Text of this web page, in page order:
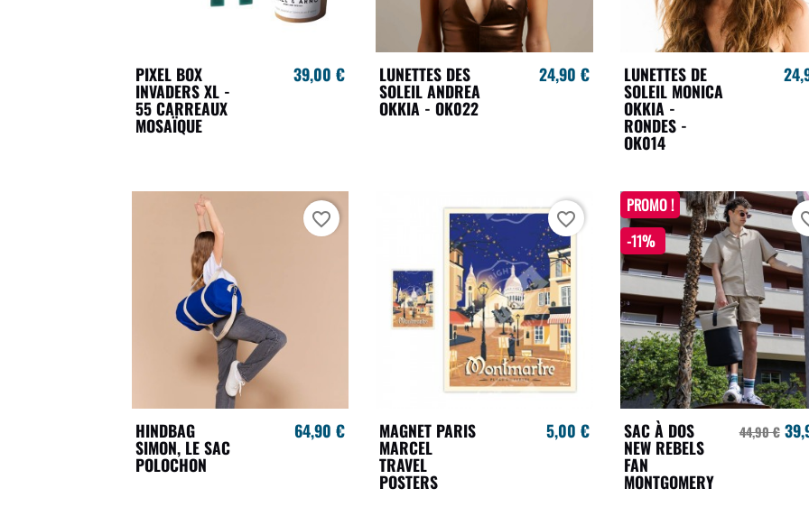
PIXEL BOX
INVADERS XL -
55 CARREAUX
MOSAÏQUE
39,00 € LUNETTES DES
SOLEIL ANDREA
OKKIA - OK022
24,90 € LUNETTES DE
SOLEIL MONICA
OKKIA -
RONDES -
OK014
HINDBAG
SIMON, LE SAC
POLOCHON
64,90 €
favorite_border
MAGNET PARIS
MARCEL
TRAVEL
POSTERS
5,00 €
favorite_border
SAC À DOS
NEW REBELS
FAN
MONTGOMERY
44,90 €
PROMO !
-11%